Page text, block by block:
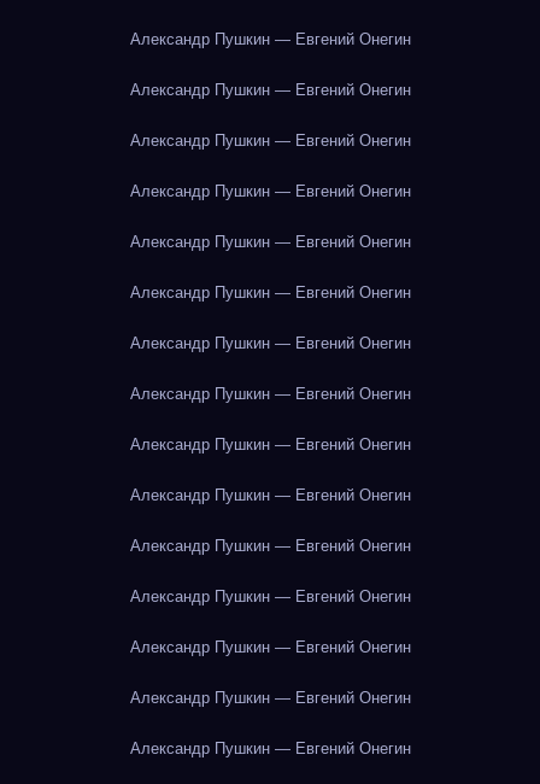
Александр Пушкин — Евгений Онегин
Александр Пушкин — Евгений Онегин
Александр Пушкин — Евгений Онегин
Александр Пушкин — Евгений Онегин
Александр Пушкин — Евгений Онегин
Александр Пушкин — Евгений Онегин
Александр Пушкин — Евгений Онегин
Александр Пушкин — Евгений Онегин
Александр Пушкин — Евгений Онегин
Александр Пушкин — Евгений Онегин
Александр Пушкин — Евгений Онегин
Александр Пушкин — Евгений Онегин
Александр Пушкин — Евгений Онегин
Александр Пушкин — Евгений Онегин
Александр Пушкин — Евгений Онегин